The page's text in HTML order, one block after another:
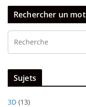
Rechercher un mot
Sujets
3D (13)